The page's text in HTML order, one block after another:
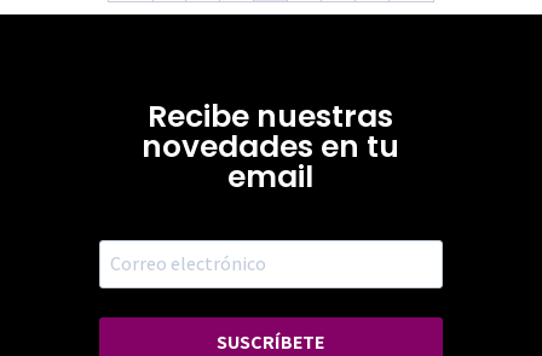
Recibe nuestras
novedades en tu
email
SUSCRÍBETE